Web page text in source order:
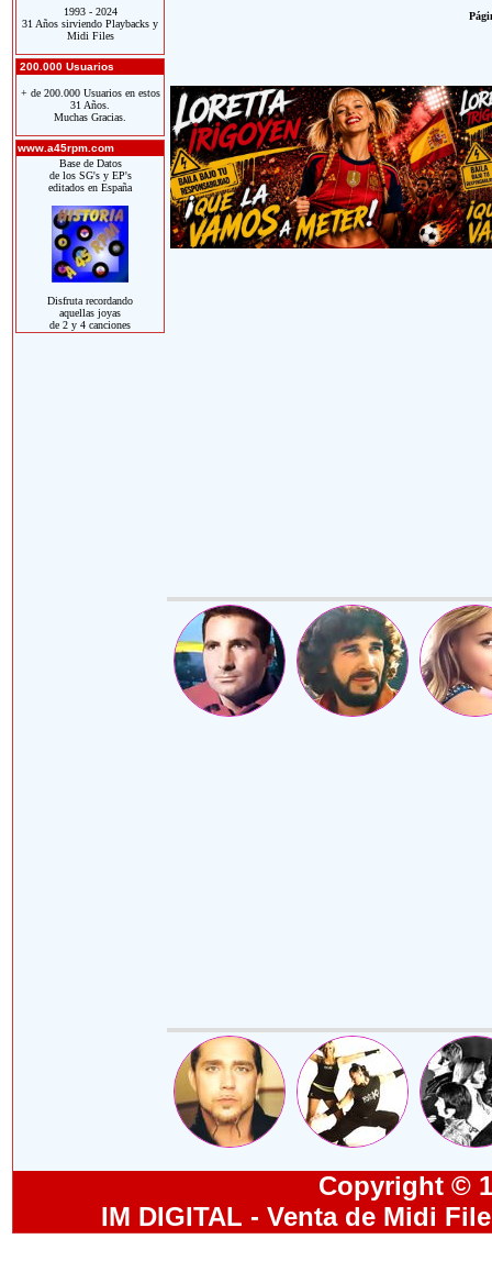
1993 - 2024
31 Años sirviendo Playbacks y
Midi Files
200.000 Usuarios
+ de 200.000 Usuarios en estos
31 Años.
Muchas Gracias.
www.a45rpm.com
Base de Datos
de los SG's y EP's
editados en España
Disfruta recordando
aquellas joyas
de 2 y 4 canciones
Copyright ©
IM DIGITAL - Venta de Midi